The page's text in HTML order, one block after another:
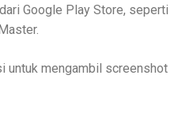
Google Play Store, seperti
untuk mengambil screenshot